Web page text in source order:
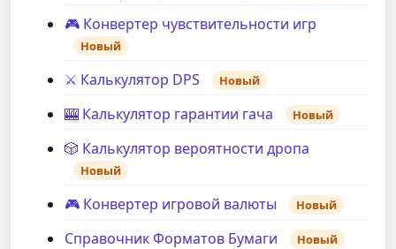
🎮 Конвертер чувствительности игр
Новый
⚔️ Калькулятор DPS Новый
🎰 Калькулятор гарантии гача Новый
🎲 Калькулятор вероятности дропа
Новый
🎮 Конвертер игровой валюты Новый
Справочник Форматов Бумаги Новый